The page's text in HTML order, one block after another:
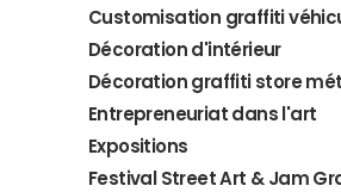
Customisation graffiti
Décoration d'intérieur
Décoration graffiti store
Entrepreneuriat dans l'art
Expositions
Festival Street Art & Jam